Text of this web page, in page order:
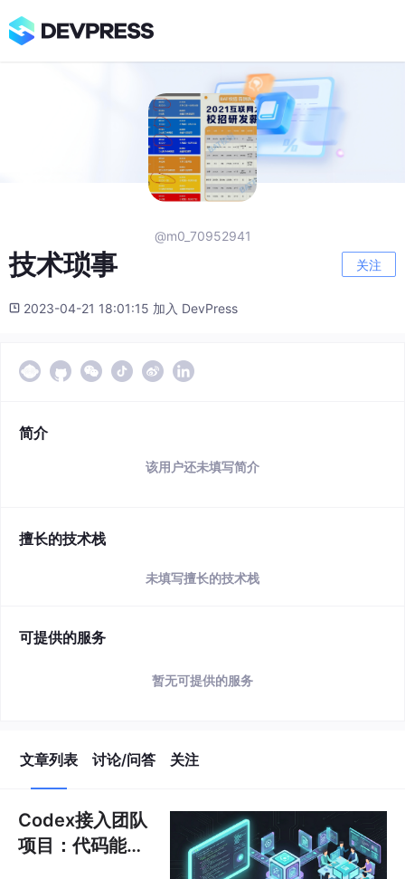
@m0_70952941
技术琐事 关注
2023-04-21 18:01:15 加入 DevPress
简介
该用户还未填写简介
擅长的技术栈
未填写擅长的技术栈
可提供的服务
暂无可提供的服务
文章列表 讨论/问答 关注
Codex接入团队
项目：代码能生